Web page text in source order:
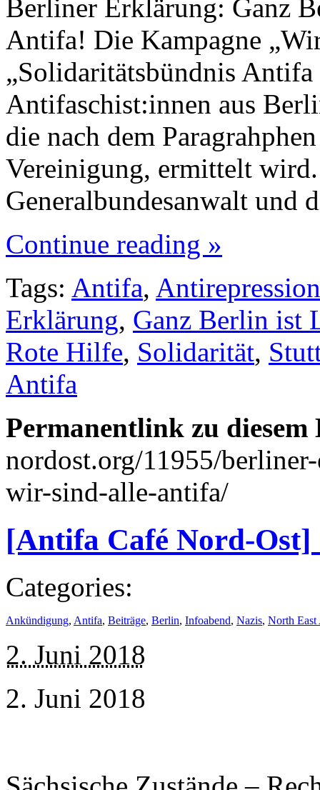
Berliner Erklärung: Ganz
Antifa! Die Kampagne
„Solidaritätsbündnis
Antifaschist:innen aus
die nach dem
Vereinigung, ermittelt
Generalbundesanwalt
Continue reading »
Tags: Antifa, Antirepression
Erklärung, Ganz Berlin ist
Rote Hilfe, Solidarität,
Antifa
Permanentlink zu
nordost.org/11955/
wir-sind-alle-antifa/
[Antifa Café Nord-Ost]
Categories:
Ankündigung, Antifa, Beiträge, Berlin, Infoabend, Nazis, North East
2. Juni 2018
2. Juni 2018